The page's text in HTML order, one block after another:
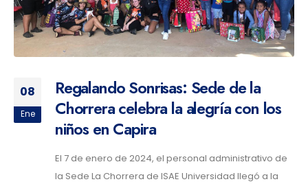
08
Ene
Regalando Sonrisas: Sede de la
Chorrera celebra la alegría con los
niños en Capira
El 7 de enero de 2024, el personal administrativo de
la Sede La Chorrera de ISAE Universidad llegó a la